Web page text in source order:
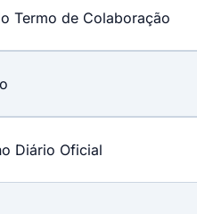
Termo de Colaboração
Diário Oficial